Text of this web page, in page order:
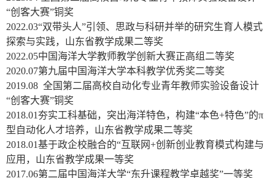
“创客大赛”铜奖
2022.03“双带头人”引领、思政与科研并举的研究生育人模式
探索与实践，山东省教学成果二等奖
2022.05中国海洋大学教师教学创新大赛正高组二等奖
2020.07第九届中国海洋大学本科教学优秀奖二等奖
2019.08 全国第二届高校自动化专业青年教师实验设备设计
“创客大赛”铜奖
2018.01夯实工科基础，突出海洋特色，构建“本色+特色”的π
型自动化人才培养，山东省教学成果二等奖
2018.01基于政企校融合的“互联网+创新创业教育模式构建与
应用，山东省教学成果一等奖
2017.06第二届中国海洋大学“东升课程教学卓越奖”一等奖